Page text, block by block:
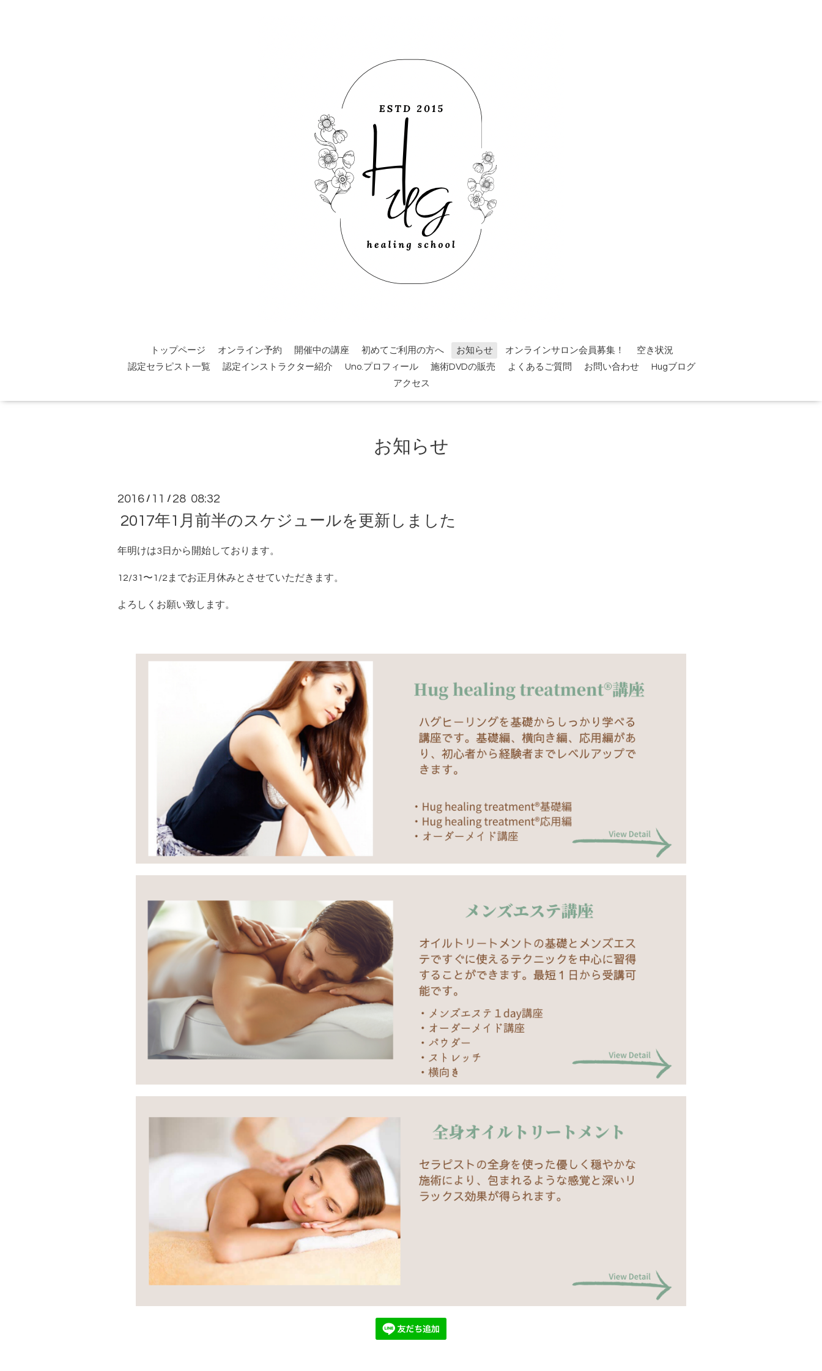
トップページ オンライン予約 開催中の講座 初めてご利用の方へ お知らせ オンラインサロン会員募集！
空き状況
認定セラピスト一覧
認定インストラクター紹介 Uno.プロフィール 施術DVDの販売 よくあるご質問 お問い合わせ
Hugブログ
アクセス
お知らせ
2016 / 11 / 28 08:32
2017年1月前半のスケジュールを更新しました
年明けは3日から開始しております。
12/31〜1/2までお正月休みとさせていただきます。
よろしくお願い致します。